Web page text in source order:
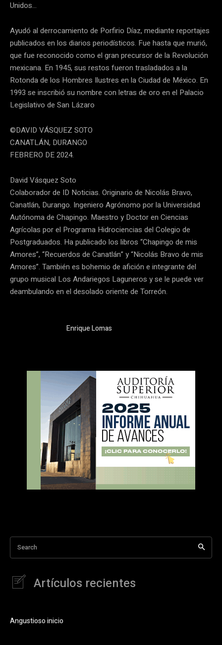
Unidos…
Ayudó al derrocamiento de Porfirio Díaz, mediante reportajes
publicados en los diarios periodísticos. Fue hasta que murió,
que fue reconocido como el gran precursor de la Revolución
mexicana. En 1945, sus restos fueron trasladados a la
Rotonda de los Hombres Ilustres en la Ciudad de México. En
1993 se inscribió su nombre con letras de oro en el Palacio
Legislativo de San Lázaro
©DAVID VÁSQUEZ SOTO
CANATLÁN, DURANGO
FEBRERO DE 2024.
David Vásquez Soto
Colaborador de ID Noticias. Originario de Nicolás Bravo,
Canatlán, Durango. Ingeniero Agrónomo por la Universidad
Autónoma de Chapingo. Maestro y Doctor en Ciencias
Agrícolas por el Programa Hidrociencias del Colegio de
Postgraduados. Ha publicado los libros “Chapingo de mis
Amores”, “Recuerdos de Canatlán” y “Nicolás Bravo de mis
Amores”. También es bohemio de afición e integrante del
grupo musical Los Andariegos Laguneros y se le puede ver
deambulando en el desolado oriente de Torreón.
Enrique Lomas
Search
Artículos recientes
Angustioso inicio